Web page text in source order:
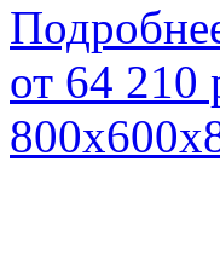
от 64 210